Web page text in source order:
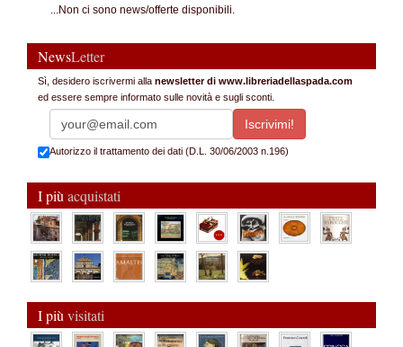
...Non ci sono news/offerte disponibili.
NewsLetter
Sì, desidero iscrivermi alla newsletter di www.libreriadellaspada.com
ed essere sempre informato sulle novità e sugli sconti.
Autorizzo il trattamento dei dati (D.L. 30/06/2003 n.196)
I più acquistati
I più visitati